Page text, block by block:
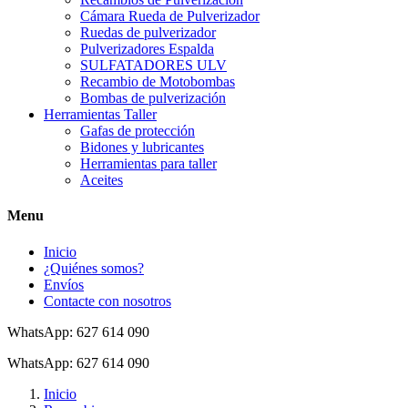
Cámara Rueda de Pulverizador
Ruedas de pulverizador
Pulverizadores Espalda
SULFATADORES ULV
Recambio de Motobombas
Bombas de pulverización
Herramientas Taller
Gafas de protección
Bidones y lubricantes
Herramientas para taller
Aceites
Menu
Inicio
¿Quiénes somos?
Envíos
Contacte con nosotros
WhatsApp: 627 614 090
WhatsApp: 627 614 090
Inicio